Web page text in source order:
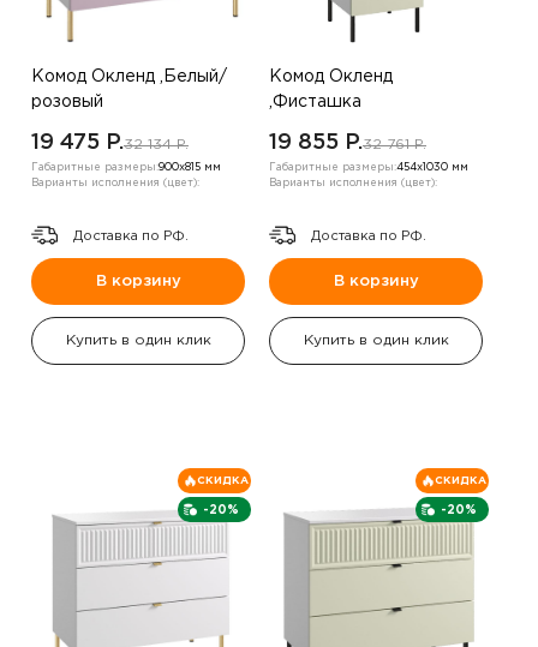
Комод Окленд ,Белый/
розовый
19 475 P.32 134 P.
Габаритные размеры:900х815 мм
Варианты исполнения (цвет):
Доставка по РФ.
В корзину
Купить в один клик
Комод Окленд
,Фисташка
19 855 P.32 761 P.
Габаритные размеры:454х1030 мм
Варианты исполнения (цвет):
Доставка по РФ.
В корзину
Купить в один клик
-20%
СКИДКА
-20%
СКИДКА